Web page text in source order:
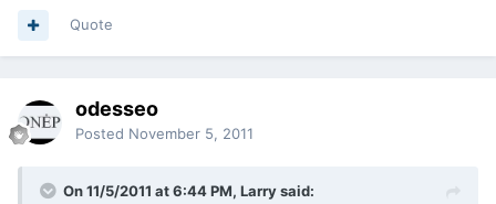
Quote
odesseo
Posted November 5, 2011
On 11/5/2011 at 6:44 PM, Larry said: